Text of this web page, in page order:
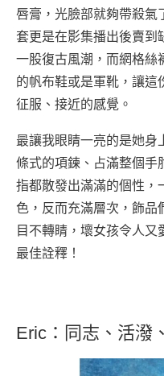
唇膏，光臉部就夠帶殺氣
套更是在影集播出後賣到
一股復古風潮，而網格絲
的帆布鞋或是軍靴，讓這
征服、接近的感覺。
最讓我眼睛一亮的是她身
條式的項鍊、占滿整個手
指都散發出滿滿的個性，
色，反而充滿層次，飾品
目不轉睛，壞女孩令人又
最佳詮釋！
Eric：同志、活潑